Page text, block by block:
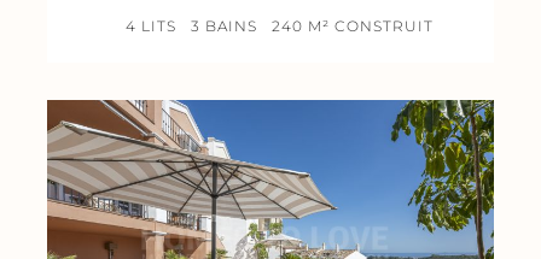
4 LITS 3 BAINS 240 M² CONSTRUIT